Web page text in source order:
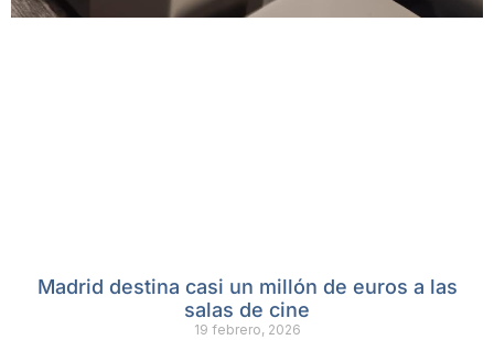
Madrid destina casi un millón de euros a las
salas de cine
19 febrero, 2026